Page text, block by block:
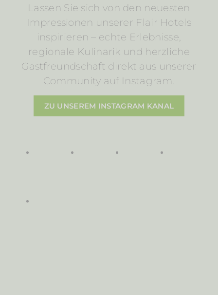
Lassen Sie sich von den neuesten
Impressionen unserer Flair Hotels
inspirieren – echte Erlebnisse,
regionale Kulinarik und herzliche
Gastfreundschaft direkt aus unserer
Community auf Instagram.
ZU UNSEREM INSTAGRAM KANAL